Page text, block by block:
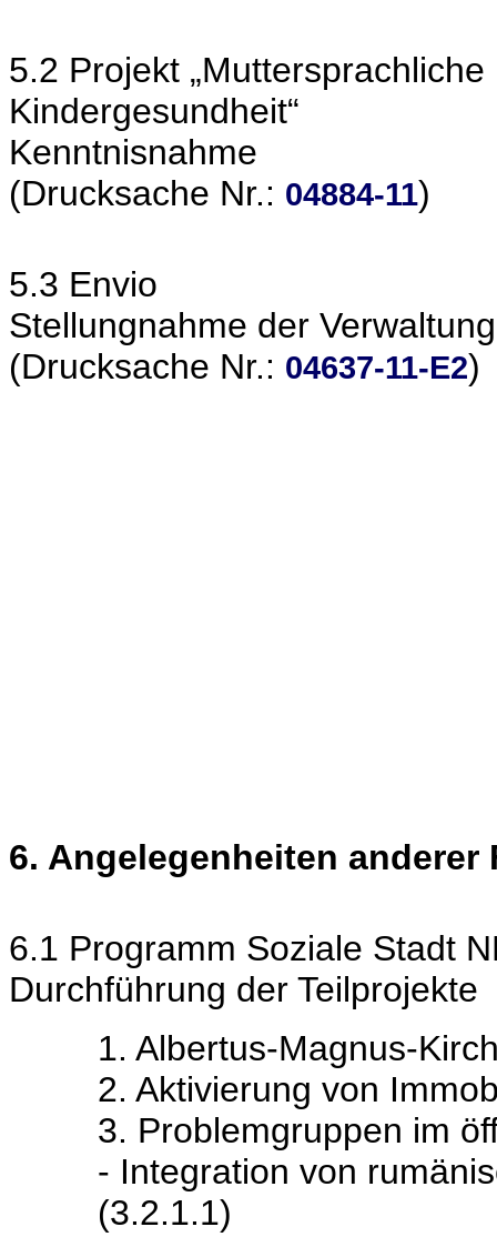
5.2 Projekt
Kindergesundheit“
Kenntnisnahme
(Drucksache Nr.: 04884-11)
5.3 Envio
Stellungnahme der Verwaltung
(Drucksache Nr.: 04637-11-E2)
6. Angelegenheiten anderer
6.1 Programm Soziale Stadt
Durchführung der Teilprojekte
1. Albertus-Magnus-
2. Aktivierung von
3. Problemgruppen im
- Integration von
(3.2.1.1)